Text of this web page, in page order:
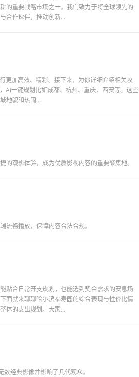
的重要战略市场之一。我们致力于将全球领先的
合作伙伴，推动创新...
更加高效、精彩。接下来，为你详细介绍相关攻
Ai一键规划比如成都、杭州、重庆、西安等。这些
地貌和热闹...
观影体验，成为优质影视内容的重要聚集地。
畅播放，保障内容合法合规。
贴合日常开支规划，也能选到契合需求的安息场
面就来聊聊哈尔滨福寿园的综合表现与性价比情
体的支出规划。大家...
经典影像并影响了几代观众。